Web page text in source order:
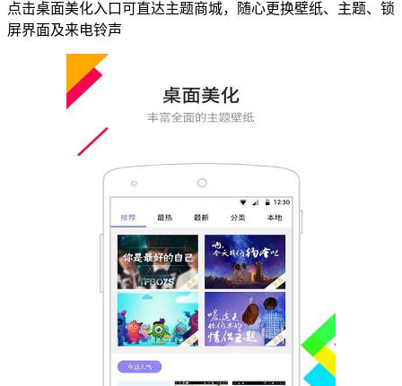
点击桌面美化入口可直达主题商城，随心更换壁纸、主题、锁
屏界面及来电铃声